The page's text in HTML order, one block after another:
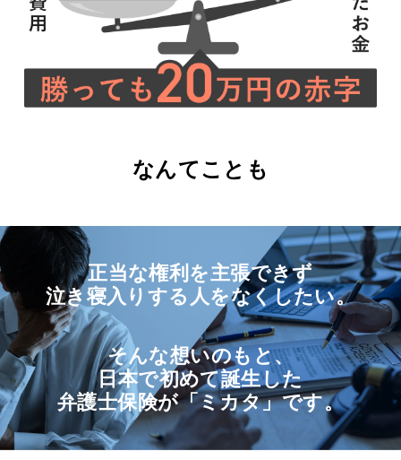
なんてことも
正当な権利を主張できず
泣き寝入りする人をなくしたい。
そんな想いのもと、
日本で初めて誕生した
弁護士保険が「ミカタ」です。